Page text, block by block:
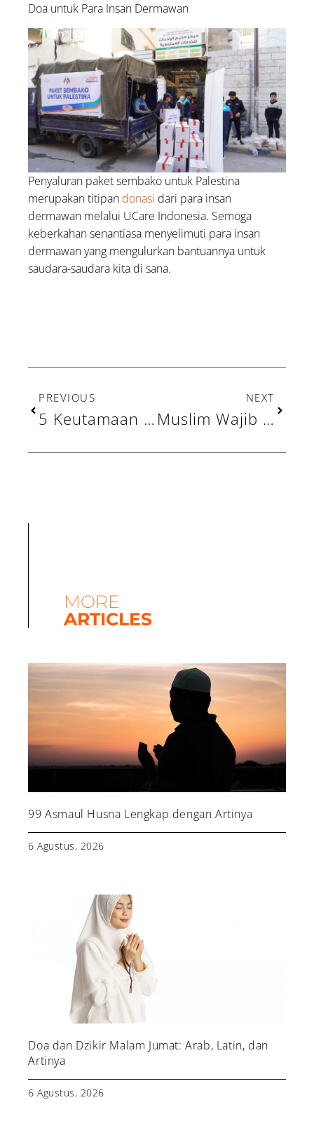
Doa untuk Para Insan Dermawan
Penyaluran paket sembako untuk Palestina
merupakan titipan donasi dari para insan
dermawan melalui UCare Indonesia. Semoga
keberkahan senantiasa menyelimuti para insan
dermawan yang mengulurkan bantuannya untuk
saudara-saudara kita di sana.
PREVIOUS
5 Keutamaan Puasa Syawal bagi Umat Islam, Pahalanya Seperti Puasa Satu Tahun
NEXT
Muslim Wajib Tahu, Waktu Pelaksanaan Puasa Syawal dan Niatnya
MORE
ARTICLES
99 Asmaul Husna Lengkap dengan Artinya
6 Agustus, 2026
Doa dan Dzikir Malam Jumat: Arab, Latin, dan
Artinya
6 Agustus, 2026